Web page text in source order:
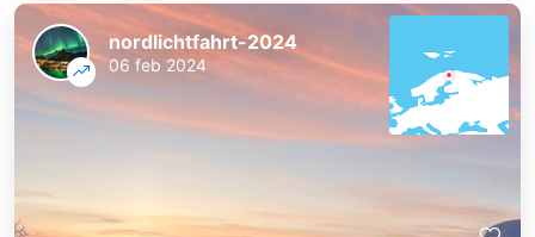
nordlichtfahrt-2024
06 feb 2024